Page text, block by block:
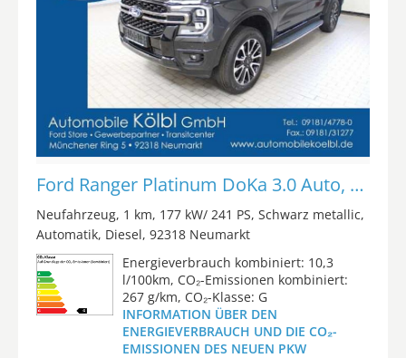
Ford Ranger Platinum DoKa 3.0 Auto, EL.ROLLO/AHK/iACC
Neufahrzeug 1 km 177 kW/ 241 PS Schwarz metallic
Automatik Diesel 92318 Neumarkt
Energieverbrauch kombiniert: 10,3
l/100km, CO₂-Emissionen kombiniert:
267 g/km, CO₂-Klasse: G
INFORMATION ÜBER DEN
ENERGIEVERBRAUCH UND DIE CO₂-
EMISSIONEN DES NEUEN PKW